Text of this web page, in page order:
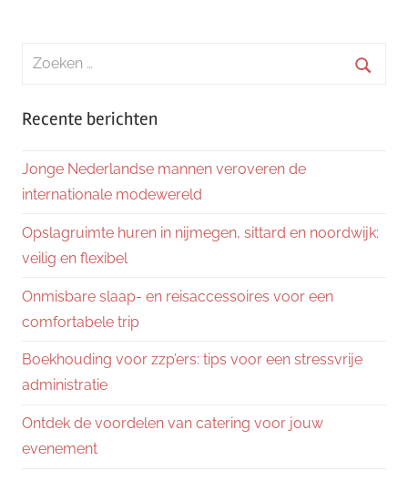
Zoeken
Recente berichten
Jonge Nederlandse mannen veroveren de
internationale modewereld
Opslagruimte huren in nijmegen, sittard en noordwijk:
veilig en flexibel
Onmisbare slaap- en reisaccessoires voor een
comfortabele trip
Boekhouding voor zzp’ers: tips voor een stressvrije
administratie
Ontdek de voordelen van catering voor jouw
evenement